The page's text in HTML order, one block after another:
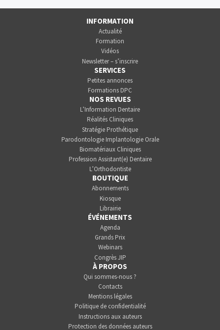
INFORMATION
Actualité
Formation
Vidéos
Newsletter – s’inscrire
SERVICES
Petites annonces
Formations DPC
NOS REVUES
L’Information Dentaire
Réalités Cliniques
Stratégie Prothétique
Parodontologie Implantologie Orale
Biomatériaux Cliniques
Profession Assistant(e) Dentaire
L’Orthodontiste
BOUTIQUE
Abonnements
Kiosque
Librairie
ÉVÉNEMENTS
Agenda
Grands Prix
Webinars
Congrès JIP
À PROPOS
Qui sommes-nous ?
Contacts
Mentions légales
Politique de confidentialité
Instructions aux auteurs
Protection des données auteurs